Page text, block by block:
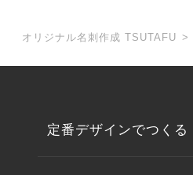
オリジナル名刺作成 TSUTAFU >
定番デザインでつくる